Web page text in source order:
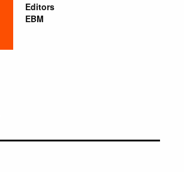
Editors
EBM